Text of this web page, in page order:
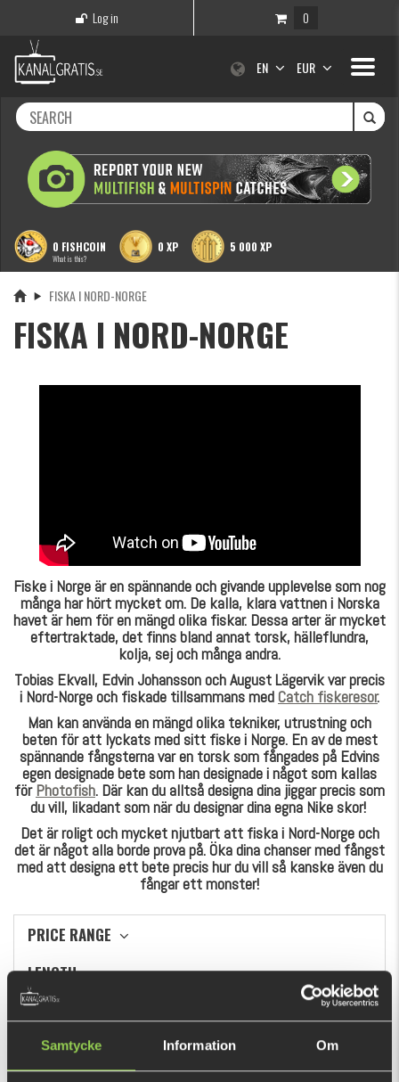
Samtycke Information Om
Log in 0
Toggle
EN EUR
0 FISHCOIN
What is this?
0 XP 5 000 XP
FISKA I NORD-NORGE
FISKA I NORD-NORGE
Fiske i Norge är en spännande och givande upplevelse som nog
många har hört mycket om. De kalla, klara vattnen i Norska
havet är hem för en mängd olika fiskar. Dessa arter är mycket
eftertraktade, det finns bland annat torsk, hälleflundra,
kolja, sej och många andra.
Tobias Ekvall, Edvin Johansson och August Lägervik var precis
i Nord-Norge och fiskade tillsammans med Catch fiskeresor.
Man kan använda en mängd olika tekniker, utrustning och
beten för att lyckats med sitt fiske i Norge. En av de mest
spännande fångsterna var en torsk som fångades på Edvins
egen designade bete som han designade i något som kallas
för Photofish. Där kan du alltså designa dina jiggar precis som
du vill, likadant som när du designar dina egna Nike skor!
Det är roligt och mycket njutbart att fiska i Nord-Norge och
det är något alla borde prova på. Öka dina chanser med fångst
med att designa ett bete precis hur du vill så kanske även du
fångar ett monster!
PRICE RANGE
LENGTH
WEIGHT
SORT BY